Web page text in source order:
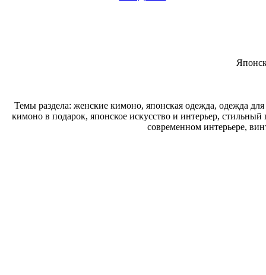
Темы раздела: женские кимоно, японская одежда, одежда
кимоно в подарок, японское искусство и интерьер,
современном интерьере,